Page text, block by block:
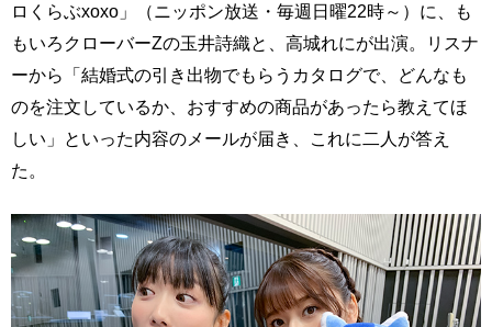
ロくらぶxoxo」（ニッポン放送・毎週日曜22時～）に、も
もいろクローバーZの玉井詩織と、高城れにが出演。リスナ
ーから「結婚式の引き出物でもらうカタログで、どんなも
のを注文しているか、おすすめの商品があったら教えてほ
しい」といった内容のメールが届き、これに二人が答え
た。